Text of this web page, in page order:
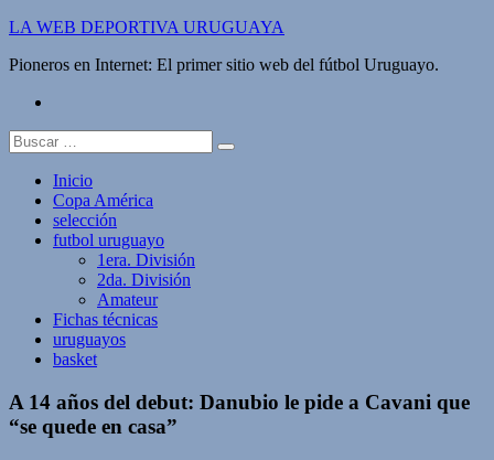
Saltar
contenido
LA WEB DEPORTIVA URUGUAYA
Pioneros en Internet: El primer sitio web del fútbol Uruguayo.
Buscar:
Inicio
Copa América
selección
futbol uruguayo
1era. División
2da. División
Amateur
Fichas técnicas
uruguayos
basket
A 14 años del debut: Danubio le pide a Cavani que
“se quede en casa”